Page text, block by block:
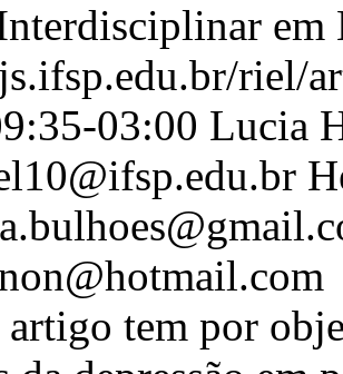
em
riel/
03:00 Lucia
artigo tem por